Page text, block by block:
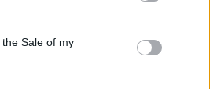
Google and its third-party tags to
purposes in below Google
Sale of my
και το pelop.gr σε
με τον Πολίτη
– στείλε παράπονα,
για τη γειτονιά σου.